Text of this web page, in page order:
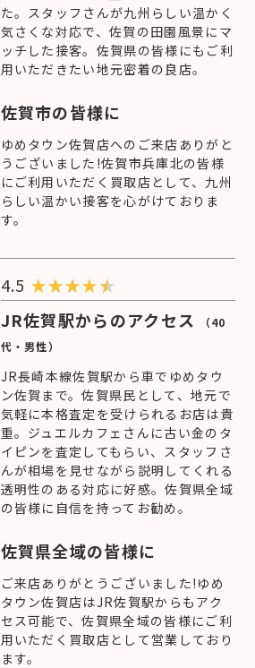
た。スタッフさんが九州らしい温かく
気さくな対応で、佐賀の田園風景にマ
ッチした接客。佐賀県の皆様にもご利
用いただきたい地元密着の良店。
佐賀市の皆様に
ゆめタウン佐賀店へのご来店ありがと
うございました!佐賀市兵庫北の皆様
にご利用いただく買取店として、九州
らしい温かい接客を心がけておりま
す。
4.5 ★★★★
JR佐賀駅からのアクセス
（40
代・男性）
JR長崎本線佐賀駅から車でゆめタウ
ン佐賀まで。佐賀県民として、地元で
気軽に本格査定を受けられるお店は貴
重。ジュエルカフェさんに古い金のタ
イピンを査定してもらい、スタッフさ
んが相場を見せながら説明してくれる
透明性のある対応に好感。佐賀県全域
の皆様に自信を持ってお勧め。
佐賀県全域の皆様に
ご来店ありがとうございました!ゆめ
タウン佐賀店はJR佐賀駅からもアク
セス可能で、佐賀県全域の皆様にご利
用いただく買取店として営業しており
ます。